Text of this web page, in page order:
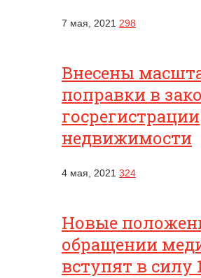
7 мая, 2021 298
Внесены
поправки в
госрегистрации
недвижимости
4 мая, 2021 324
Новые
обращении
вступят в силу